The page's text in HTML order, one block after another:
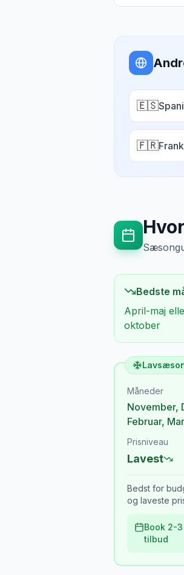
🇪🇸
🇫🇷
Bedste
April-maj
oktober
Måneder
November,
Februar,
Prisniveau
Lavest
Bedst for
og laveste
Book 2-
tilbud